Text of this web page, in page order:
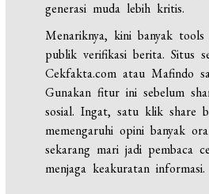
generasi muda lebih kritis.
Menariknya, kini banyak
publik verifikasi berita. Situs
Cekfakta.com atau Mafindo
Gunakan fitur ini sebelum
sosial. Ingat, satu klik share
memengaruhi opini banyak
sekarang mari jadi pembaca
menjaga keakuratan informasi.